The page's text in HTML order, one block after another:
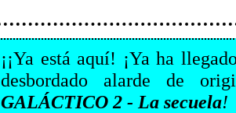
¡¡Ya está aquí! ¡Ya ha
desbordado alarde de
GALÁCTICO 2 - La secuela!